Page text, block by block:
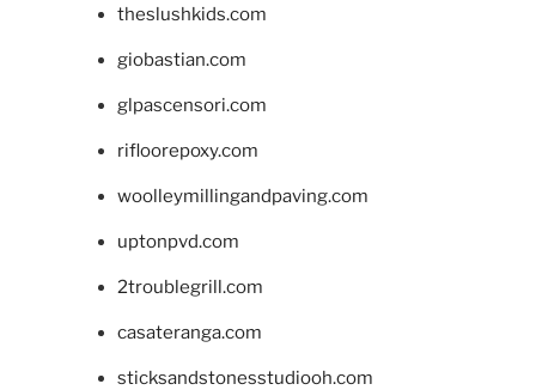
theslushkids.com
giobastian.com
glpascensori.com
rifloorepoxy.com
woolleymillingandpaving.com
uptonpvd.com
2troublegrill.com
casateranga.com
sticksandstonesstudiooh.com